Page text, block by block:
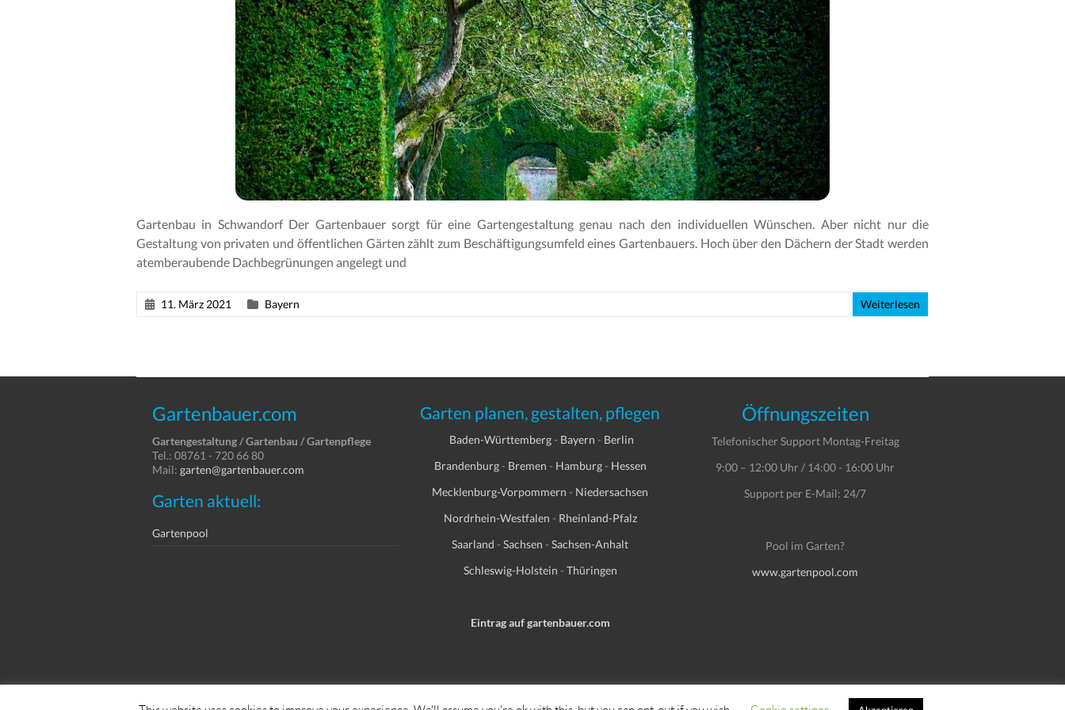
Gartenbau in Schwandorf Der Gartenbauer sorgt für eine Gartengestaltung genau nach den individuellen Wünschen. Aber nicht nur die
Gestaltung von privaten und öffentlichen Gärten zählt zum Beschäftigungsumfeld eines Gartenbauers. Hoch über den Dächern der Stadt werden
atemberaubende Dachbegrünungen angelegt und
11. März 2021 Bayern Weiterlesen
Gartenbauer.com
Gartengestaltung / Gartenbau / Gartenpflege
Tel.: 08761 - 720 66 80
Mail: garten@gartenbauer.com
Garten aktuell:
Gartenpool
Garten planen, gestalten, pflegen
Baden-Württemberg- Bayern - Berlin
Brandenburg- Bremen - Hamburg- Hessen
Mecklenburg-Vorpommern - Niedersachsen
Nordrhein-Westfalen - Rheinland-Pfalz
Saarland -Sachsen -Sachsen-Anhalt
Schleswig-Holstein - Thüringen
Eintrag auf gartenbauer.com
Öffnungszeiten
Telefonischer Support Montag-Freitag
9:00 – 12:00 Uhr / 14:00 - 16:00 Uhr
Support per E-Mail: 24/7
Pool im Garten?
www.gartenpool.com